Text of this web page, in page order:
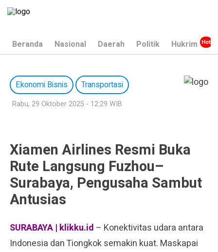
Beranda Nasional Daerah Politik Hukrim
Ekonomi Bisnis Transportasi
Rabu, 29 Oktober 2025 - 12:29 WIB
Xiamen Airlines Resmi Buka
Rute Langsung Fuzhou–
Surabaya, Pengusaha Sambut
Antusias
SURABAYA | klikku.id – Konektivitas udara antara
Indonesia dan Tiongkok semakin kuat. Maskapai